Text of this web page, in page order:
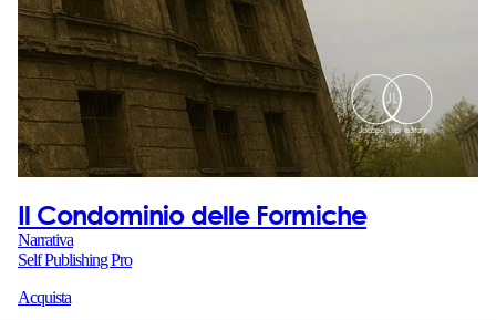
Il Condominio delle Formiche
Narrativa
Self Publishing Pro
Acquista